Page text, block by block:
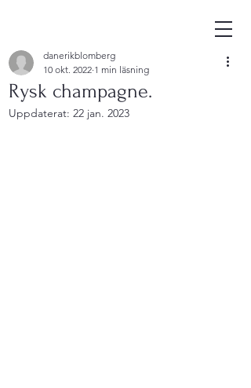
Rysk champagne.
danerikblomberg
10 okt. 2022 1 min läsning
Uppdaterat: 22 jan. 2023